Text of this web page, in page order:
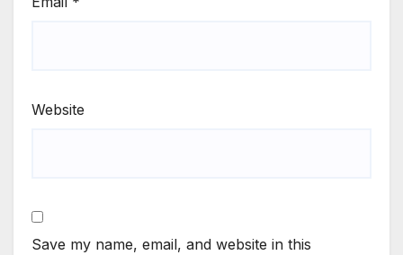
Website
Save my name, email, and website in this